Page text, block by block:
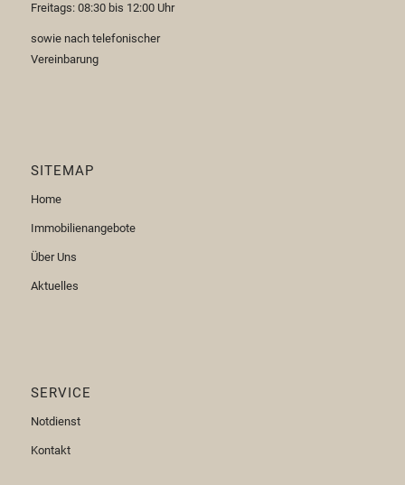
Freitags: 08:30 bis 12:00 Uhr
sowie nach telefonischer
Vereinbarung
SITEMAP
Home
Immobilienangebote
Über Uns
Aktuelles
SERVICE
Notdienst
Kontakt